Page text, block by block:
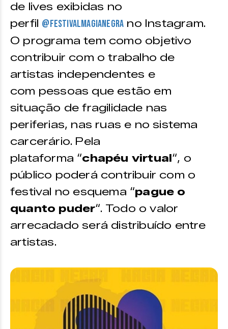
de lives exibidas no
perfil @festivalmagianegra no Instagram.
O programa tem como objetivo
contribuir com o trabalho de
artistas independentes e
com pessoas que estão em
situação de fragilidade nas
periferias, nas ruas e no sistema
carcerário. Pela
plataforma “chapéu virtual“, o
público poderá contribuir com o
festival no esquema “pague o
quanto puder“. Todo o valor
arrecadado será distribuído entre
artistas.